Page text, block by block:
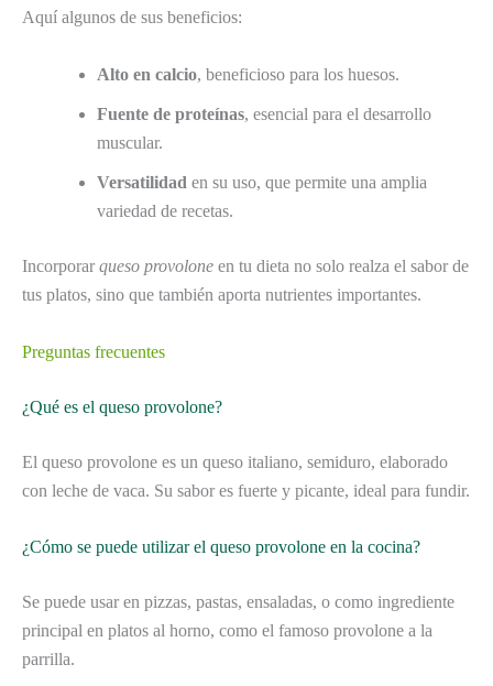
Aquí algunos de sus beneficios:
Alto en calcio, beneficioso para los huesos.
Fuente de proteínas, esencial para el desarrollo
muscular.
Versatilidad en su uso, que permite una amplia
variedad de recetas.
Incorporar queso provolone en tu dieta no solo realza el sabor de
tus platos, sino que también aporta nutrientes importantes.
Preguntas frecuentes
¿Qué es el queso provolone?
El queso provolone es un queso italiano, semiduro, elaborado
con leche de vaca. Su sabor es fuerte y picante, ideal para fundir.
¿Cómo se puede utilizar el queso provolone en la cocina?
Se puede usar en pizzas, pastas, ensaladas, o como ingrediente
principal en platos al horno, como el famoso provolone a la
parrilla.